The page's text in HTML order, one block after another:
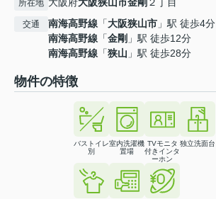
所在地 大阪府大阪狭山市金剛 ２丁目
交通 南海高野線 「大阪狭山市 」駅 徒歩4分
南海高野線 「金剛 」駅 徒歩12分
南海高野線 「狭山 」駅 徒歩28分
物件の特徴
バストイレ
別
室内洗濯機
置場
TVモニタ
付きインタ
ーホン
独立洗面台